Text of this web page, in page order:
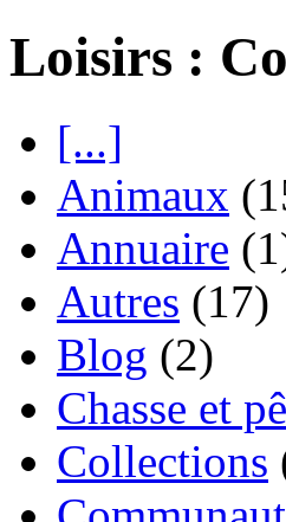
Loisirs :
[...]
Animaux
Annuaire
Autres (17)
Blog (2)
Chasse et
Collections